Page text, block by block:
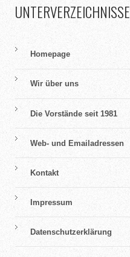
UNTERVERZEICHNISSE
Homepage
Wir über uns
Die Vorstände seit 1981
Web- und Emailadressen
Kontakt
Impressum
Datenschutzerklärung